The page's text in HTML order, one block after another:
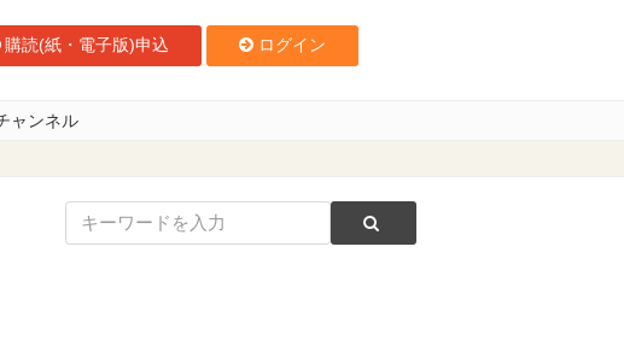
購読(紙・電子版)申込 ログイン
ャンネル